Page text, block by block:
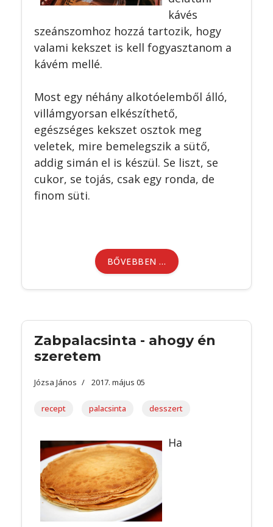
kávés
szeánszomhoz hozzá tartozik, hogy
valami kekszet is kell fogyasztanom a
kávém mellé.
Most egy néhány alkotóelemből álló,
villámgyorsan elkészíthető,
egészséges kekszet osztok meg
veletek, mire bemelegszik a sütő,
addig simán el is készül. Se liszt, se
cukor, se tojás, csak egy ronda, de
finom süti.
BŐVEBBEN …
Zabpalacsinta - ahogy én
szeretem
Józsa János 2017. május 05
recept palacsinta desszert
Ha